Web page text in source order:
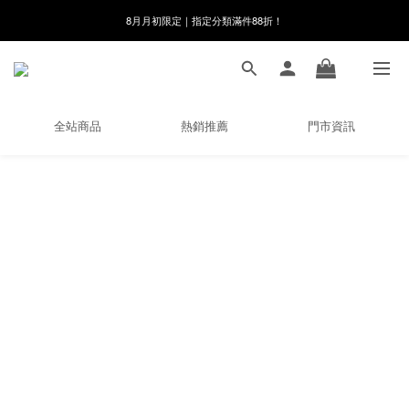
8月月初限定｜指定分類滿件88折！
8月月初限定｜指定分類滿件88折！
線在，好事發生｜祈願新品 第2件享9折
全站商品 熱銷推薦 門市資訊